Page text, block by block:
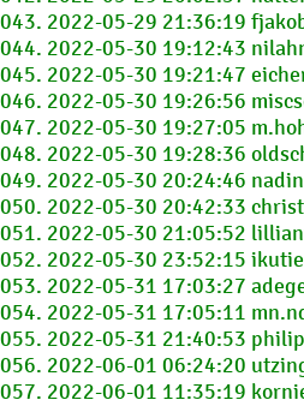
043. 2022-05-29 21:36:19
044. 2022-05-30 19:12:43
045. 2022-05-30 19:21:47
046. 2022-05-30 19:26:56
047. 2022-05-30 19:27:05
048. 2022-05-30 19:28:36
049. 2022-05-30 20:24:46
050. 2022-05-30 20:42:33
051. 2022-05-30 21:05:52
052. 2022-05-30 23:52:15
053. 2022-05-31 17:03:27
054. 2022-05-31 17:05:11
055. 2022-05-31 21:40:53
056. 2022-06-01 06:24:20
057. 2022-06-01 11:35:19